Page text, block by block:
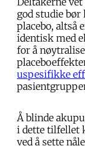
god studie
placebo, altså
identisk med
for å
uspesifikke
Å blinde
i dette tilfellet
ved å sette